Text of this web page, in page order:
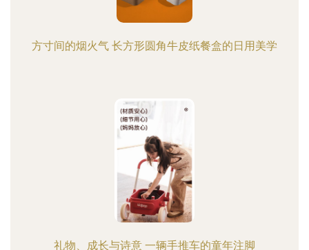
方寸间的烟火气 长方形圆角牛皮纸餐盒的日用美学
礼物、成长与诗意 一辆手推车的童年注脚